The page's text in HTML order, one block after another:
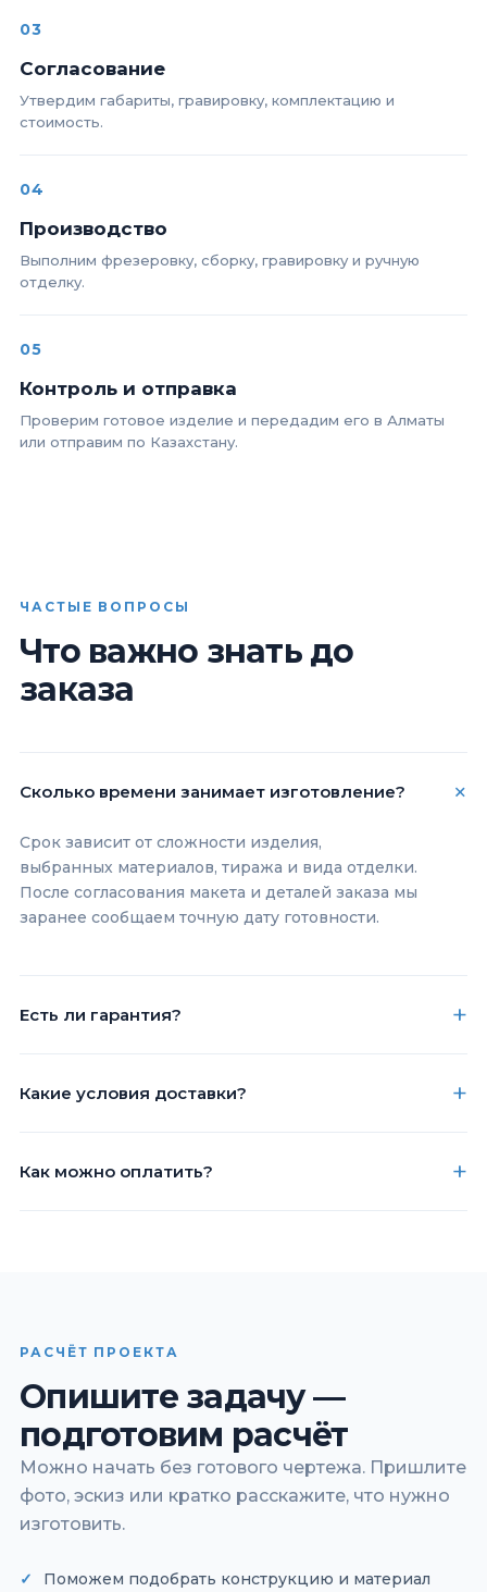
03
Согласование
Утвердим габариты, гравировку, комплектацию и
стоимость.
04
Производство
Выполним фрезеровку, сборку, гравировку и ручную
отделку.
05
Контроль и отправка
Проверим готовое изделие и передадим его в Алматы
или отправим по Казахстану.
ЧАСТЫЕ ВОПРОСЫ
Что важно знать до
заказа
Сколько времени занимает изготовление?
Срок зависит от сложности изделия,
выбранных материалов, тиража и вида отделки.
После согласования макета и деталей заказа мы
заранее сообщаем точную дату готовности.
Есть ли гарантия?
Какие условия доставки?
Как можно оплатить?
РАСЧЁТ ПРОЕКТА
Опишите задачу —
подготовим расчёт
Можно начать без готового чертежа. Пришлите
фото, эскиз или кратко расскажите, что нужно
изготовить.
Поможем подобрать конструкцию и материал